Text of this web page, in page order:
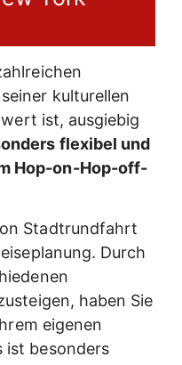
kulturellen
ist, ausgiebig
flexibel und
Hop-on-Hop-off-
Stadtrundfahrt
Durch
haben Sie
eigenen
ist besonders